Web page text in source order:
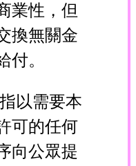
業性，但
換無關金
付。
指以需要本
可的任何
向公眾提